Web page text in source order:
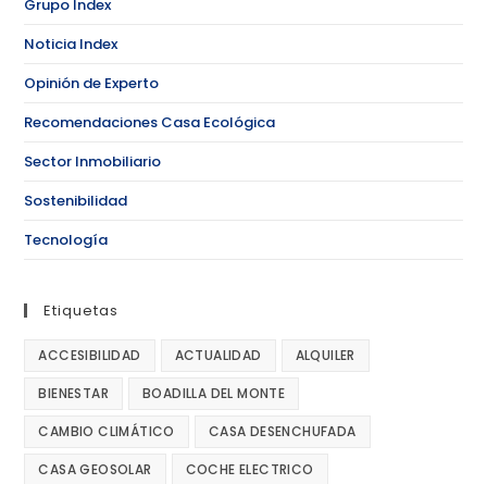
Grupo Index
Noticia Index
Opinión de Experto
Recomendaciones Casa Ecológica
Sector Inmobiliario
Sostenibilidad
Tecnología
Etiquetas
ACCESIBILIDAD ACTUALIDAD ALQUILER
BIENESTAR BOADILLA DEL MONTE
CAMBIO CLIMÁTICO CASA DESENCHUFADA
CASA GEOSOLAR COCHE ELECTRICO